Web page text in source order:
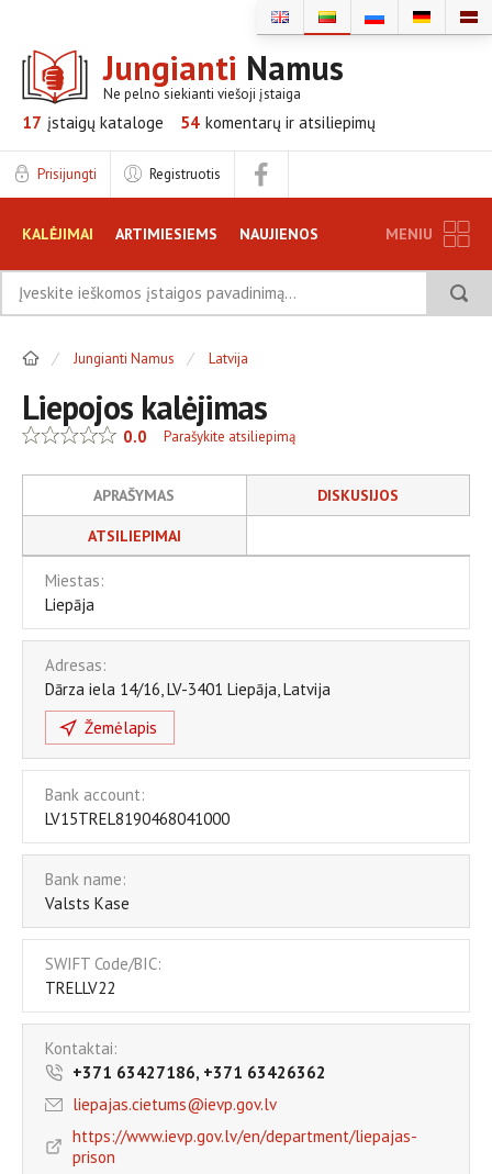
Jungianti Namus
Ne pelno siekianti viešoji įstaiga
17 įstaigų kataloge 54 komentarų ir atsiliepimų
Prisijungti Registruotis
KALĖJIMAI ARTIMIESIEMS NAUJIENOS
TINKLARAŠTIS DUK DISKUSIJOS
ATSILIEPIMAI INFORMACIJA ĮSTAIGOMS
REKLAMA
MENIU
Jungianti Namus Latvija
Liepojos kalėjimas
0.0 Parašykite atsiliepimą
APRAŠYMAS DISKUSIJOS
ATSILIEPIMAI
Miestas:
Liepāja
Adresas:
Dārza iela 14/16,LV-3401 Liepāja,Latvija
Žemėlapis
Bank account:
LV15TREL8190468041000
Bank name:
Valsts Kase
SWIFT Code/BIC:
TRELLV22
Kontaktai:
+371 63427186, +371 63426362
liepajas.cietums@ievp.gov.lv
https://www.ievp.gov.lv/en/department/liepajas-
prison